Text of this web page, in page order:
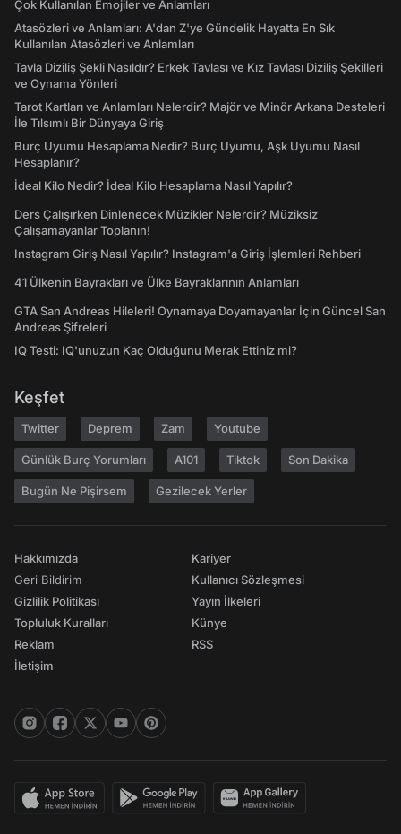
Çok Kullanılan Emojiler ve Anlamları
Atasözleri ve Anlamları: A'dan Z'ye Gündelik Hayatta En Sık
Kullanılan Atasözleri ve Anlamları
Tavla Diziliş Şekli Nasıldır? Erkek Tavlası ve Kız Tavlası Diziliş Şekilleri
ve Oynama Yönleri
Tarot Kartları ve Anlamları Nelerdir? Majör ve Minör Arkana Desteleri
İle Tılsımlı Bir Dünyaya Giriş
Burç Uyumu Hesaplama Nedir? Burç Uyumu, Aşk Uyumu Nasıl
Hesaplanır?
İdeal Kilo Nedir? İdeal Kilo Hesaplama Nasıl Yapılır?
Ders Çalışırken Dinlenecek Müzikler Nelerdir? Müziksiz
Çalışamayanlar Toplanın!
Instagram Giriş Nasıl Yapılır? Instagram'a Giriş İşlemleri Rehberi
41 Ülkenin Bayrakları ve Ülke Bayraklarının Anlamları
GTA San Andreas Hileleri! Oynamaya Doyamayanlar İçin Güncel San
Andreas Şifreleri
IQ Testi: IQ'unuzun Kaç Olduğunu Merak Ettiniz mi?
Keşfet
Twitter Deprem Zam Youtube
Günlük Burç Yorumları A101 Tiktok Son Dakika
Bugün Ne Pişirsem Gezilecek Yerler
Hakkımızda
Geri Bildirim
Gizlilik Politikası
Topluluk Kuralları
Reklam
İletişim
Kariyer
Kullanıcı Sözleşmesi
Yayın İlkeleri
Künye
RSS